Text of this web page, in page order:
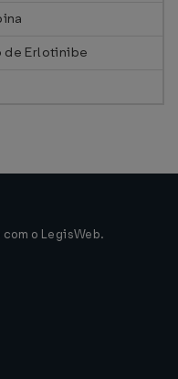
de Erlotinibe
o LegisWeb.